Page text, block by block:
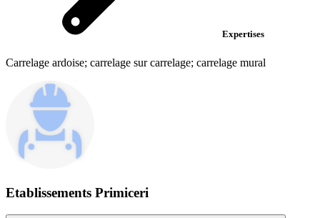
Expertises
Carrelage ardoise; carrelage sur carrelage; carrelage mural
Etablissements Primiceri